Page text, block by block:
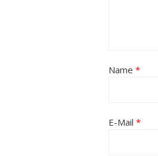
Name *
E-Mail *